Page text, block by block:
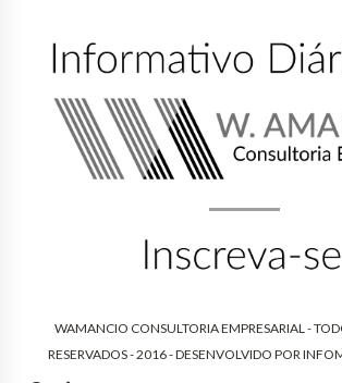
WAMANCIO CONSULTORIA EMPRESARIAL -
RESERVADOS - 2016 - DESENVOLVIDO POR